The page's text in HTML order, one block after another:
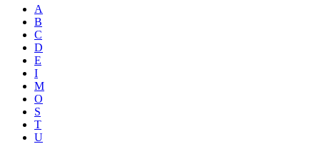
A
B
C
D
E
I
M
O
S
T
U